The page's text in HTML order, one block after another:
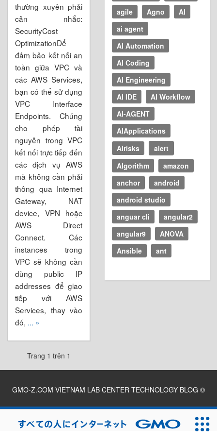
thường xuyên phải
cân nhắc:
SecurityCost
OptimizationĐể
đảm bảo kết nối an
toàn giữa VPC và
các AWS Services,
bạn có thể sử dụng
VPC Interface
Endpoints. Chúng
cho phép tài
nguyên trong VPC
kết nối trực tiếp đến
các dịch vụ AWS
mà không cần phải
thông qua Internet
Gateway, NAT
device, VPN hoặc
AWS Direct
Connect. Các
instances trong
VPC sẽ không cần
dùng public IP
addresses để giao
tiếp với AWS
Services, thay vào
đó, ... »
Trang 1 trên 1
agile
Agno
AI
ai agent
AI Automation
AI Coding
AI Engineering
AI IDE
AI Workflow
AI-AGENT
AIApplications
AIrisks
alert
Algorithm
amazon
anchor
android
android studio
anguar cli
angular2
angular9
ANOVA
Ansible
ant
GMO-Z.COM VIETNAM LAB CENTER TECHNOLOGY BLOG ©
2026